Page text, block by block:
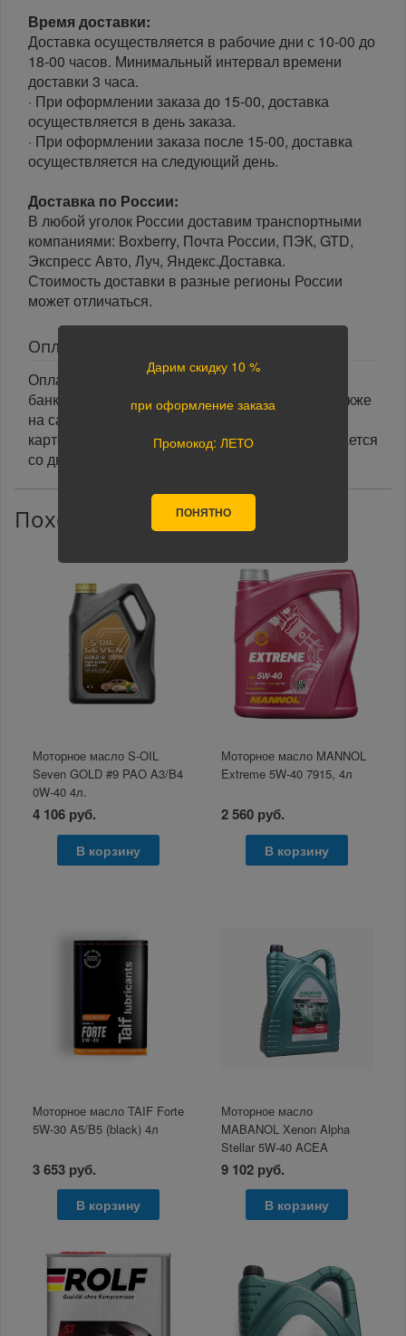
Время доставки:
Доставка осуществляется в рабочие дни с 10-00 до
18-00 часов. Минимальный интервал времени
доставки 3 часа.
· При оформлении заказа до 15-00, доставка
осуществляется в день заказа.
· При оформлении заказа после 15-00, доставка
осуществляется на следующий день.
Доставка по России:
В любой уголок России доставим транспортными
компаниями: Boxberry, Почта России, ПЭК, GTD,
Экспресс Авто, Луч, Яндекс.Доставка.
Стоимость доставки в разные регионы России
может отличаться.
Оплата
Оплата заказа осуществляется наличными или
банковской картой курьеру при получении, а также
на сайте при оформлении заказа. При оплате
картой на сайте указанный срок доставки считается
со дня поступления оплаты.
Похожие товары
Моторное масло S-OIL
Seven GOLD #9 PAO A3/B4
0W-40 4л.
4 106 руб.
В корзину
Моторное масло MANNOL
Extreme 5W-40 7915, 4л
2 560 руб.
В корзину
Моторное масло TAIF Forte
5W-30 A5/B5 (black) 4л
3 653 руб.
В корзину
Моторное масло
MABANOL Xenon Alpha
Stellar 5W-40 ACEA
A3/B3/B4 5л
9 102 руб.
В корзину
Дарим скидку 10 %
при оформление заказа
Промокод: ЛЕТО
ПОНЯТНО